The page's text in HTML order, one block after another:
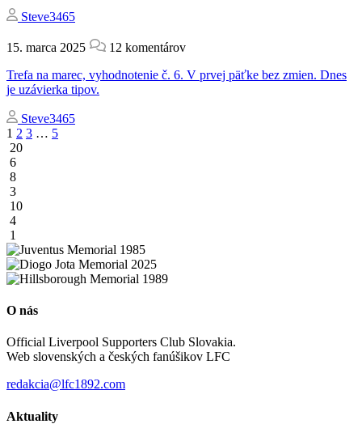
Steve3465
15. marca 2025
12 komentárov
Trefa na marec, vyhodnotenie č. 6. V prvej päťke bez zmien. Dnes
je uzávierka tipov.
Steve3465
Stránkovanie
príspevkov
1 2 3 … 5
20
6
8
3
10
4
1
O nás
Official Liverpool Supporters Club Slovakia.
Web slovenských a českých fanúšikov LFC
redakcia@lfc1892.com
Aktuality